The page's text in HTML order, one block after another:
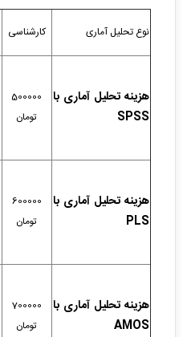
نوع تحلیل آماری کارشناسی
هزینه تحلیل آماری با
SPSS
500000
تومان
هزینه تحلیل آماری با
PLS
600000
تومان
هزینه تحلیل آماری با
AMOS
700000
تومان